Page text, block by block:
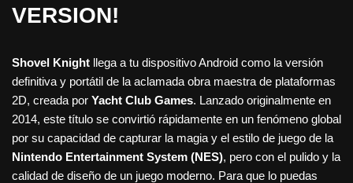
VERSION!
Shovel Knight llega a tu dispositivo Android como la versión
definitiva y portátil de la aclamada obra maestra de plataformas
2D, creada por Yacht Club Games. Lanzado originalmente en
2014, este título se convirtió rápidamente en un fenómeno global
por su capacidad de capturar la magia y el estilo de juego de la
Nintendo Entertainment System (NES), pero con el pulido y la
calidad de diseño de un juego moderno. Para que lo puedas